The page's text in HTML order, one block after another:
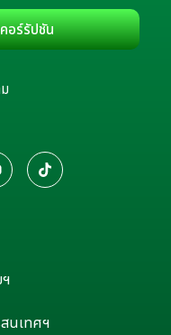
อร์รัปชัน
นเทศฯ